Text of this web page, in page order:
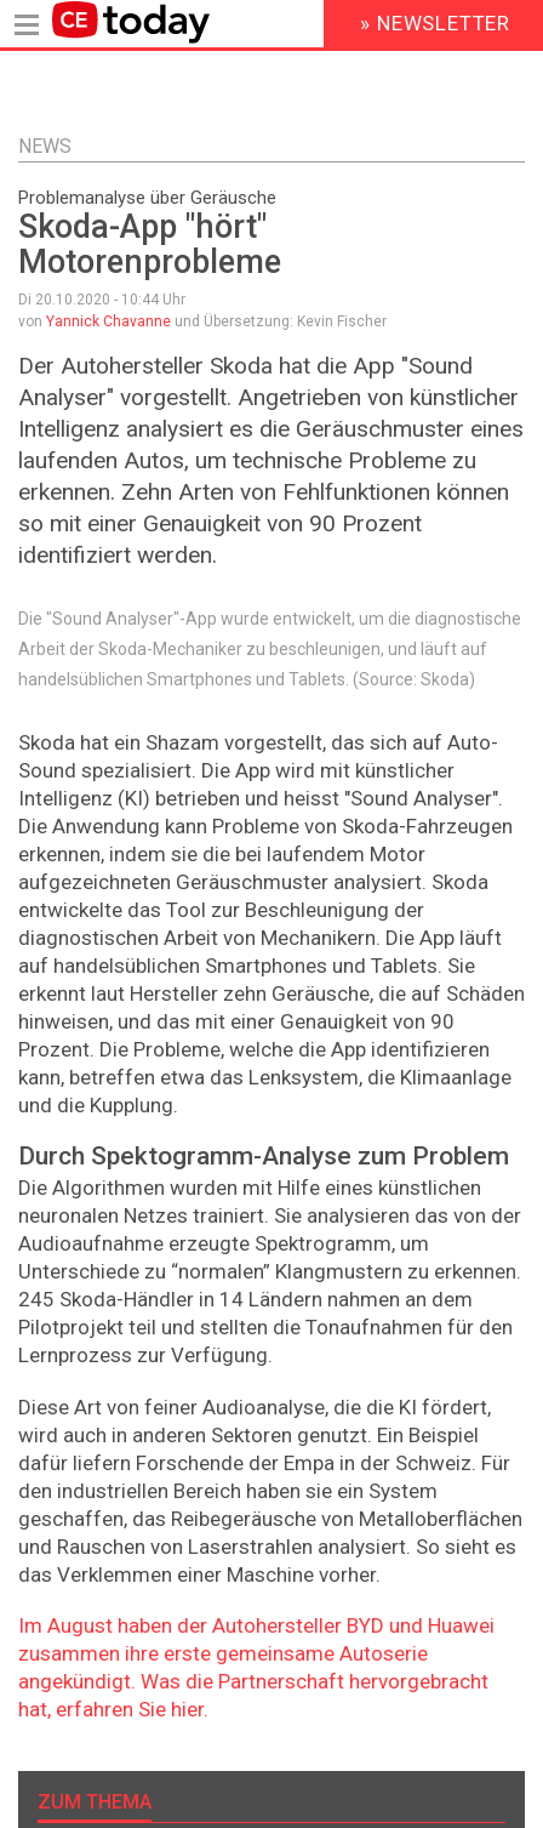
Inhalt
HEADER
MENU
» NEWSLETTER
NEWS
Problemanalyse über Geräusche
Skoda-App "hört"
Motorenprobleme
Di 20.10.2020 - 10:44 Uhr
von Yannick Chavanne und Übersetzung: Kevin Fischer
Der Autohersteller Skoda hat die App "Sound
Analyser" vorgestellt. Angetrieben von künstlicher
Intelligenz analysiert es die Geräuschmuster eines
laufenden Autos, um technische Probleme zu
erkennen. Zehn Arten von Fehlfunktionen können
so mit einer Genauigkeit von 90 Prozent
identifiziert werden.
Die "Sound Analyser"-App wurde entwickelt, um die diagnostische
Arbeit der Skoda-Mechaniker zu beschleunigen, und läuft auf
handelsüblichen Smartphones und Tablets. (Source: Skoda)
Skoda hat ein Shazam vorgestellt, das sich auf Auto-
Sound spezialisiert. Die App wird mit künstlicher
Intelligenz (KI) betrieben und heisst "Sound Analyser".
Die Anwendung kann Probleme von Skoda-Fahrzeugen
erkennen, indem sie die bei laufendem Motor
aufgezeichneten Geräuschmuster analysiert. Skoda
entwickelte das Tool zur Beschleunigung der
diagnostischen Arbeit von Mechanikern. Die App läuft
auf handelsüblichen Smartphones und Tablets. Sie
erkennt laut Hersteller zehn Geräusche, die auf Schäden
hinweisen, und das mit einer Genauigkeit von 90
Prozent. Die Probleme, welche die App identifizieren
kann, betreffen etwa das Lenksystem, die Klimaanlage
und die Kupplung.
Durch Spektogramm-Analyse zum Problem
Die Algorithmen wurden mit Hilfe eines künstlichen
neuronalen Netzes trainiert. Sie analysieren das von der
Audioaufnahme erzeugte Spektrogramm, um
Unterschiede zu “normalen” Klangmustern zu erkennen.
245 Skoda-Händler in 14 Ländern nahmen an dem
Pilotprojekt teil und stellten die Tonaufnahmen für den
Lernprozess zur Verfügung.
Diese Art von feiner Audioanalyse, die die KI fördert,
wird auch in anderen Sektoren genutzt. Ein Beispiel
dafür liefern Forschende der Empa in der Schweiz. Für
den industriellen Bereich haben sie ein System
geschaffen, das Reibegeräusche von Metalloberflächen
und Rauschen von Laserstrahlen analysiert. So sieht es
das Verklemmen einer Maschine vorher.
Im August haben der Autohersteller BYD und Huawei
zusammen ihre erste gemeinsame Autoserie
angekündigt. Was die Partnerschaft hervorgebracht
hat, erfahren Sie hier.
ZUM THEMA